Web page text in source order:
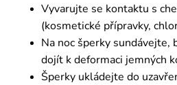
Vyvarujte se kontaktu s
(kosmetické přípravky,
Na noc šperky sundávejte,
dojít k deformaci jemných
Šperky ukládejte do